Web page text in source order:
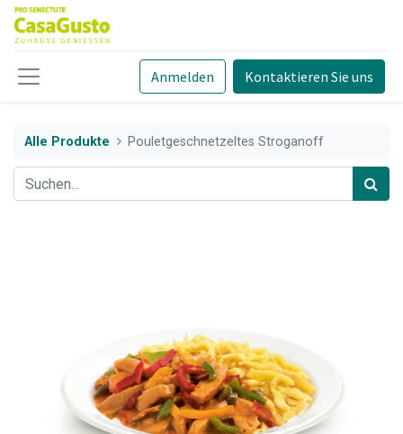
Anmelden Kontaktieren Sie uns
Alle Produkte Pouletgeschnetzeltes Stroganoff